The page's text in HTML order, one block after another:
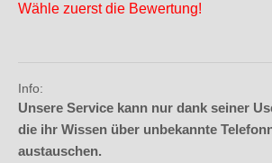
Wähle zuerst die Bewertung!
Info:
Unsere Service kann nur dank seiner
die ihr Wissen über unbekannte
austauschen.